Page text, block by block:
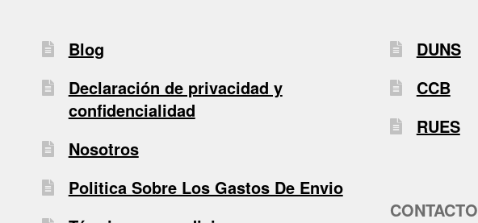
Blog
Declaración de privacidad y
confidencialidad
Nosotros
Politica Sobre Los Gastos De Envio
DUNS
CCB
RUES
CONTACTO